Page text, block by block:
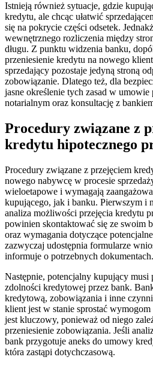
Istnieją również sytuacje, gdzie
kredytu, ale chcąc ułatwić
się na pokrycie części odsetek.
wewnętrznego rozliczenia między
długu. Z punktu widzenia banku,
przeniesienie kredytu na nowego
sprzedający pozostaje jedyną stroną
zobowiązanie. Dlatego też, dla
jasne określenie tych zasad w
notarialnym oraz konsultację z
Procedury związane z
kredytu hipotecznego
Procedury związane z przejęciem
nowego nabywcę w procesie
wieloetapowe i wymagają
kupującego, jak i banku. Pierwszym i
analiza możliwości przejęcia kredytu
powinien skontaktować się ze swoim
oraz wymagania dotyczące
zazwyczaj udostępnia formularze
informuje o potrzebnych dokumentach.
Następnie, potencjalny kupujący musi
zdolności kredytowej przez bank.
kredytową, zobowiązania i inne
klient jest w stanie sprostać
jest kluczowy, ponieważ od niego
przeniesienie zobowiązania. Jeśli
bank przygotuje aneks do umowy
która zastąpi dotychczasową.